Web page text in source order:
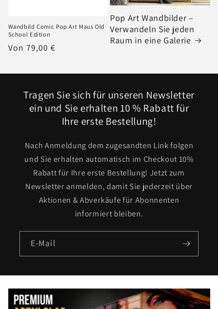
Wandbild Comic Pop Art Maus Old
School Edition
Normaler
Von 79,00 €
Pop Art Wandbilder –
Verwandeln Sie jeden
Raum in eine Galerie
Tragen Sie sich für unseren Newsletter
ein und Sie erhalten 10 % Rabatt für
Ihre erste Bestellung!
Nach Anmeldung dem zugesandten Link folgen
und Sie erhalten automatisch im Checkout 10%
Rabatt für Ihre erste Bestellung! Jetzt zum
Newsletter anmelden, damit Sie jederzeit über
Aktionen & Abverkäufe für Abonnenten
informiert bleiben.
E-Mail